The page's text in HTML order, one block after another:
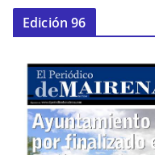
Edición 96